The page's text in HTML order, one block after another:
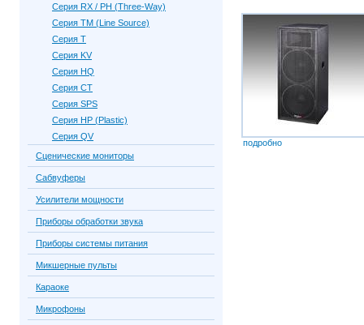
подробно
Серия RX / PH (Three-Way)
Серия TM (Line Source)
Серия Т
Серия KV
Серия HQ
Серия CT
Серия SPS
Серия HP (Plastic)
Серия QV
Сценические мониторы
Сабвуферы
Усилители мощности
Приборы обработки звука
Приборы системы питания
Микшерные пульты
Караоке
Микрофоны